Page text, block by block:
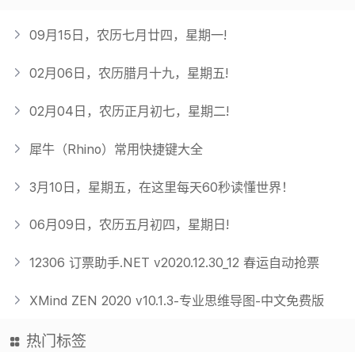
09月15日，农历七月廿四，星期一!
02月06日，农历腊月十九，星期五!
02月04日，农历正月初七，星期二!
犀牛（Rhino）常用快捷键大全
3月10日，星期五，在这里每天60秒读懂世界！
06月09日，农历五月初四，星期日!
12306 订票助手.NET v2020.12.30_12 春运自动抢票
XMind ZEN 2020 v10.1.3-专业思维导图-中文免费版
热门标签